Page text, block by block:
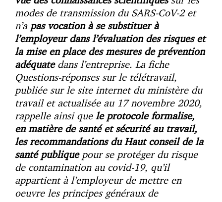
modes de transmission du SARS-CoV-2 et
n’a pas vocation à se substituer à
l’employeur dans l’évaluation des risques et
la mise en place des mesures de prévention
adéquatedans l’entreprise. La fiche
Questions-réponses sur le télétravail,
publiée sur le site internet du ministère du
travail et actualisée au 17 novembre 2020,
rappelle ainsi que le protocole formalise,
en matière de santé et sécurité au travail,
les recommandations du Haut conseil de la
santé publiquepour se protéger du risque
de contamination au covid-19, qu’il
appartient à l’employeur de mettre en
oeuvre les principes généraux de